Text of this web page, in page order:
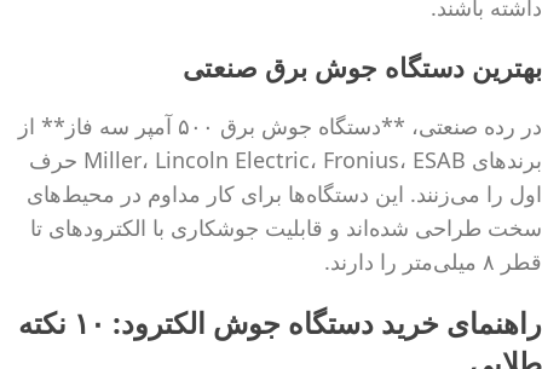
داشته باشند.
بهترین دستگاه جوش برق صنعتی
در رده صنعتی، **دستگاه جوش برق ۵۰۰ آمپر سه فاز** از
برندهای Miller، Lincoln Electric، Fronius، ESAB حرف
اول را می‌زنند. این دستگاه‌ها برای کار مداوم در محیط‌های
سخت طراحی شده‌اند و قابلیت جوشکاری با الکترودهای تا
قطر ۸ میلی‌متر را دارند.
راهنمای خرید دستگاه جوش الکترود: ۱۰ نکته